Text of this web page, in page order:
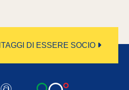
DI ESSERE SOCIO